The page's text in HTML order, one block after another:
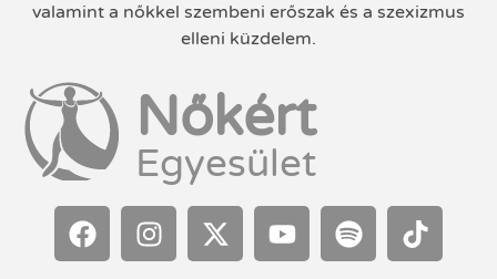
valamint a nőkkel szembeni erőszak és a szexizmus
elleni küzdelem.
Nőkért
Egyesület